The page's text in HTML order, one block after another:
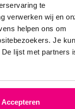
te
verwerken wij en
helpen ons om
Je
lijst met partners
Accepteren